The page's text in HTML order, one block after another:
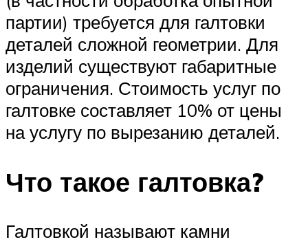
партии) требуется для галтовки
деталей сложной геометрии. Для
изделий существуют габаритные
ограничения. Стоимость услуг по
галтовке составляет 10% от цены
на услугу по вырезанию деталей.
Что такое галтовка?
Галтовкой называют камни